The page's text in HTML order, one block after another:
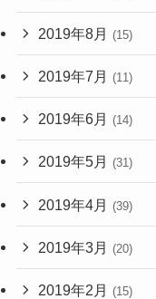
2019年8月 (15)
2019年7月 (11)
2019年6月 (14)
2019年5月 (31)
2019年4月 (39)
2019年3月 (20)
2019年2月 (15)